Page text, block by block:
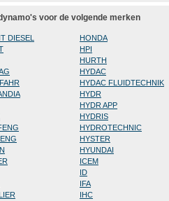
voor de volgende merken
DIESEL
HONDA
HPI
HURTH
HYDAC
HYDAC FLUIDTECHNIK
HYDR
HYDR APP
HYDRIS
HYDROTECHNIC
HYSTER
HYUNDAI
ICEM
ID
IFA
IHC